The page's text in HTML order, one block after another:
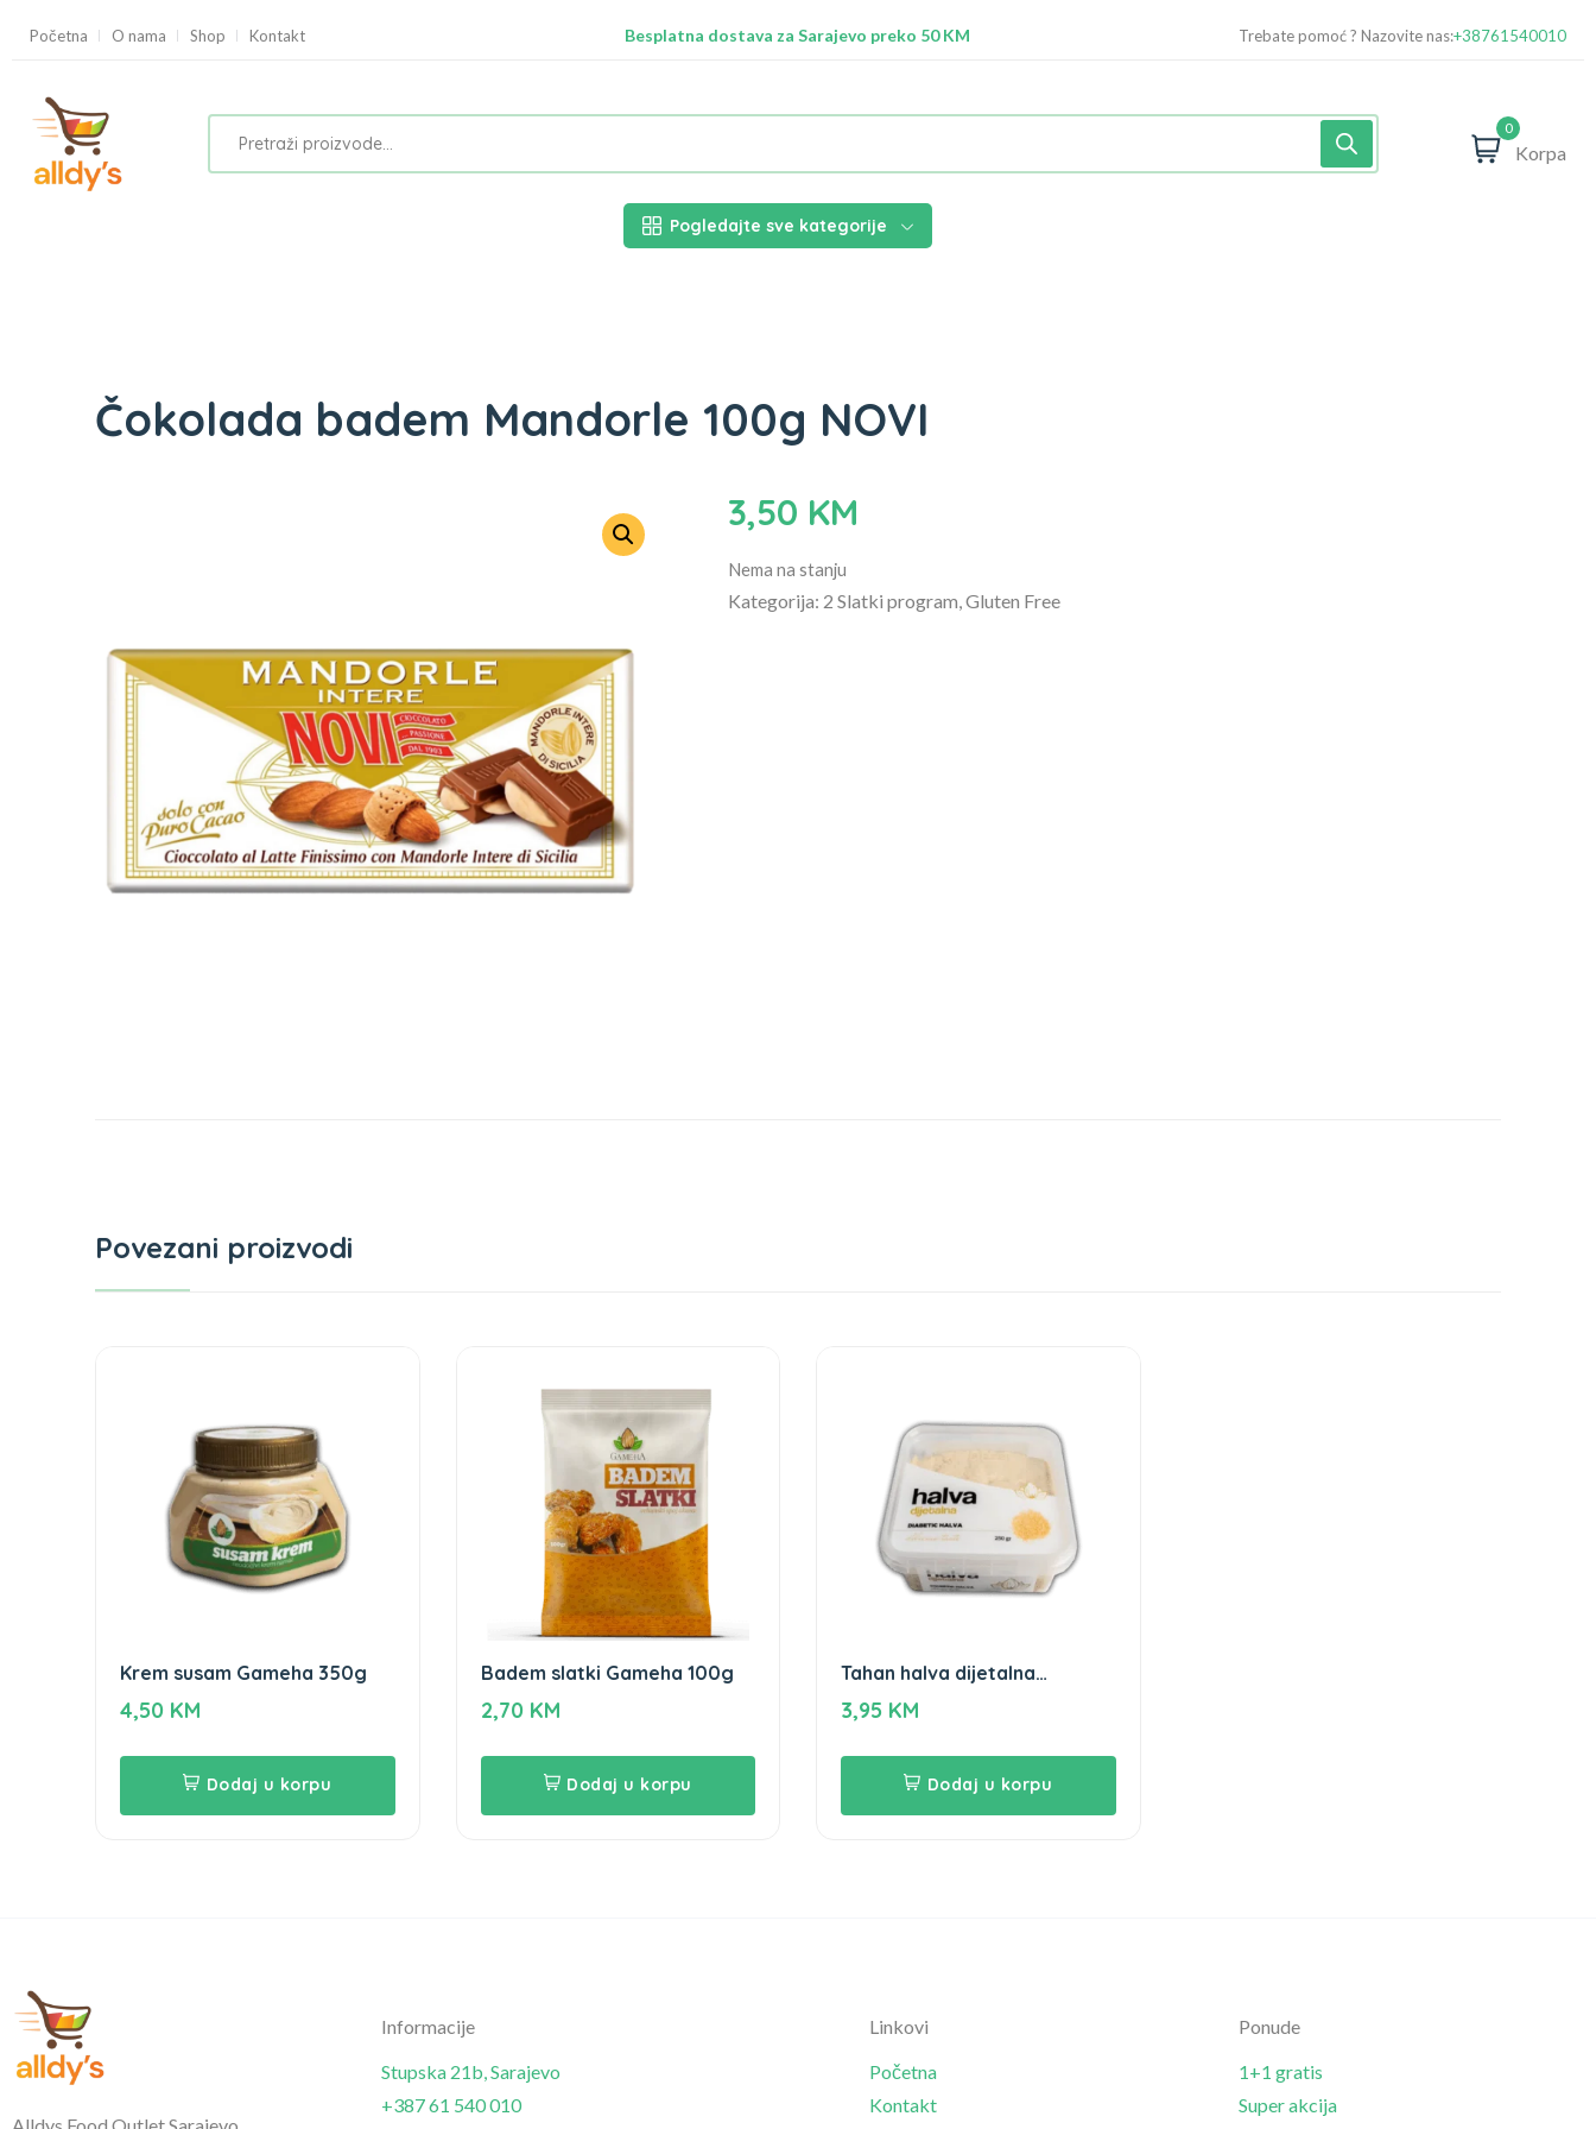
Početna O nama Shop Kontakt
Besplatna dostava za Sarajevo preko 50 KM
Trebate pomoć ? Nazovite nas:+38761540010
0
Korpa
Pogledajte sve kategorije
Čokolada badem Mandorle 100g NOVI
3,50 KM
Nema na stanju
Kategorija: 2 Slatki program, Gluten Free
Povezani proizvodi
Krem susam Gameha 350g
4,50 KM
Dodaj u korpu
Badem slatki Gameha 100g
2,70 KM
Dodaj u korpu
Tahan halva dijetalna
Gameha 250g
3,95 KM
Dodaj u korpu
Informacije
Stupska 21b, Sarajevo
+387 61 540 010
Linkovi
Početna
Kontakt
Ponude
1+1 gratis
Super akcija